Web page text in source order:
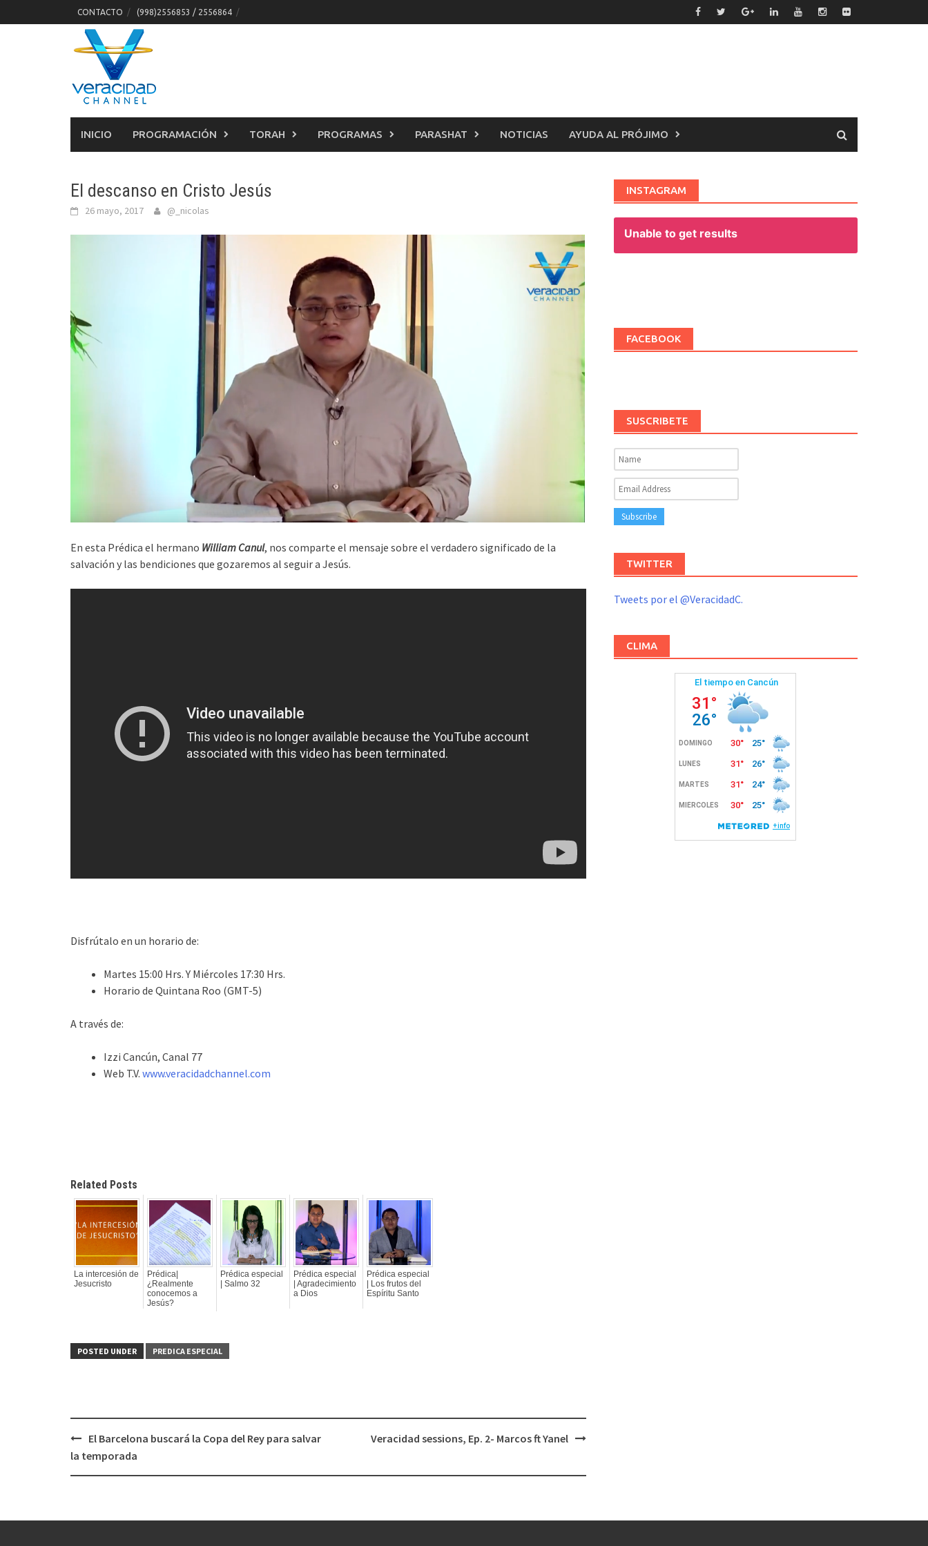
to
CONTACTO (998)2556853 / 2556864
INICIO PROGRAMACIÓN TORAH PROGRAMAS PARASHAT NOTICIAS AYUDA AL PRÓJIMO
El descanso en Cristo Jesús
26 mayo, 2017 @_nicolas
En esta Prédica el hermano William Canul, nos comparte el mensaje sobre el verdadero significado de la
salvación y las bendiciones que gozaremos al seguir a Jesús.
Disfrútalo en un horario de:
Martes 15:00 Hrs. Y Miércoles 17:30 Hrs.
Horario de Quintana Roo (GMT-5)
A través de:
Izzi Cancún, Canal 77
Web T.V. www.veracidadchannel.com
Related Posts
La intercesión de
Jesucristo
Prédica|
¿Realmente
conocemos a
Jesús?
Prédica especial
| Salmo 32
Prédica especial
| Agradecimiento
a Dios
Prédica especial
| Los frutos del
Espíritu Santo
POSTED UNDER PREDICA ESPECIAL
Post
navigation
El Barcelona buscará la Copa del Rey para salvar
la temporada
Veracidad sessions, Ep. 2- Marcos ft Yanel
INSTAGRAM
Unable to get results
FACEBOOK
SUSCRIBETE
TWITTER
Tweets por el @VeracidadC.
CLIMA